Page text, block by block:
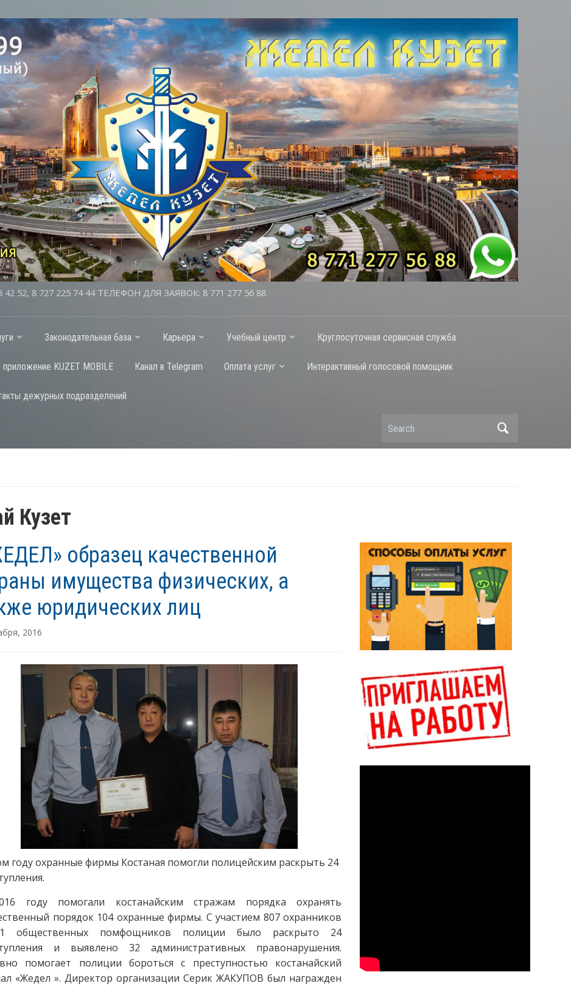
52, 8 727 225 74 44 ТЕЛЕФОН ДЛЯ ЗАЯВОК: 8 771 277 56 88
Законодательная база Карьера Учебный центр Круглосуточная сервисная служба
KUZET MOBILE Канал в Telegram Оплата услуг Интерактивный голосовой помощник
дежурных подразделений
Search
Кузет
образец качественной
имущества физических, а
юридических лиц
2016
году охранные фирмы Костаная помогли полицейским раскрыть 24
году помогали костанайским стражам порядка охранять
порядок 104 охранные фирмы. С участием 807 охранников
общественных помфощников полиции было раскрыто 24
и выявлено 32 административных правонарушения.
помогает полиции бороться с преступностью костанайский
«Жедел ». Директор организации Серик ЖАКУПОВ был награжден